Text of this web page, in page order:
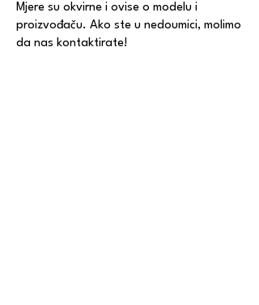
Mjere su okvirne i ovise o modelu i
proizvođaču. Ako ste u nedoumici, molimo
da nas kontaktirate!